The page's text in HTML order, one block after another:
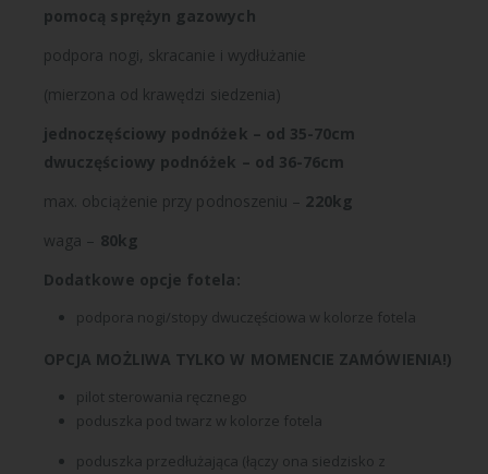
pomocą sprężyn gazowych
podpora nogi, skracanie i wydłużanie
(mierzona od krawędzi siedzenia)
jednoczęściowy podnóżek – od 35-70cm
dwuczęściowy podnóżek – od 36-76cm
max. obciążenie przy podnoszeniu – 220kg
waga – 80kg
Dodatkowe opcje fotela:
podpora nogi/stopy dwuczęściowa w kolorze fotela
OPCJA MOŻLIWA TYLKO W MOMENCIE ZAMÓWIENIA!)
pilot sterowania ręcznego
poduszka pod twarz w kolorze fotela
poduszka przedłużająca (łączy ona siedzisko z